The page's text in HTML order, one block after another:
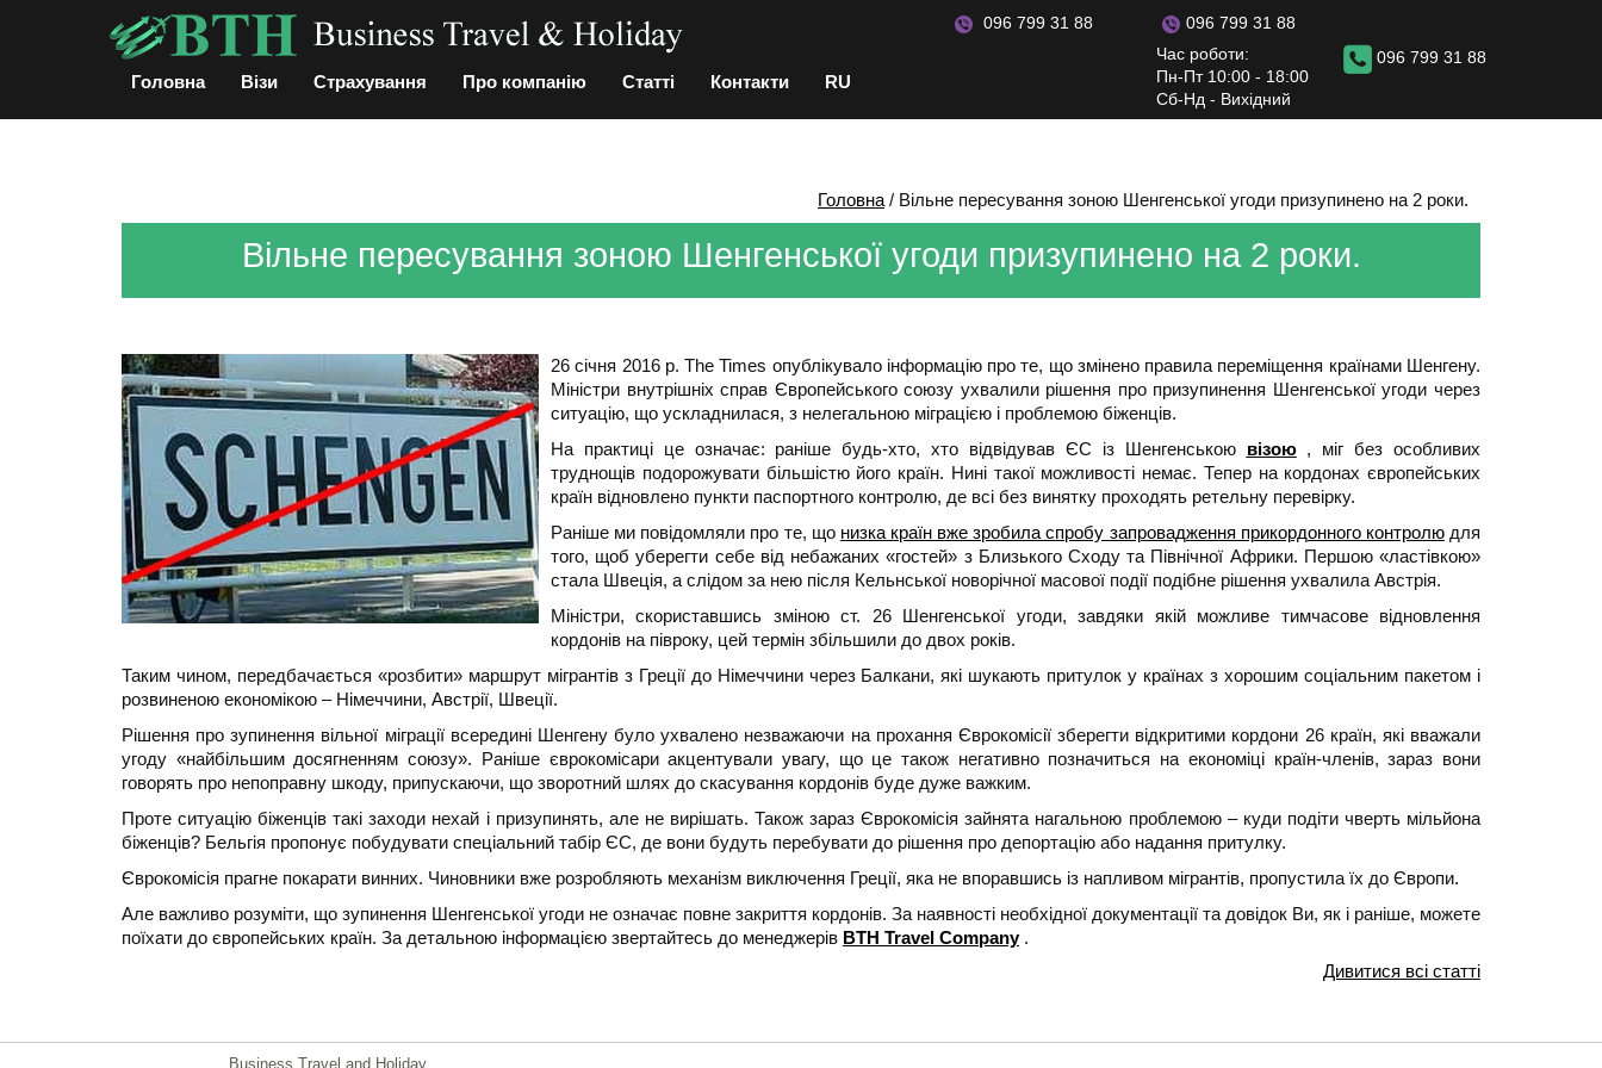
Головна Візи Страхування Про компанію Статті Контакти RU
096 799 31 88
096 799 31 88
Час роботи:
Пн-Пт 10:00 - 18:00
Сб-Нд - Вихідний
096 799 31 88
Головна / Вільне пересування зоною Шенгенської угоди призупинено на 2 роки.
Вільне пересування зоною Шенгенської угоди призупинено на 2 роки.
26 січня 2016 р. The Times опублікувало інформацію про те, що змінено правила переміщення країнами Шенгену.
Міністри внутрішніх справ Європейського союзу ухвалили рішення про призупинення Шенгенської угоди через
ситуацію, що ускладнилася, з нелегальною міграцією і проблемою біженців.
На практиці це означає: раніше будь-хто, хто відвідував ЄС із Шенгенською візою, міг без особливих
труднощів подорожувати більшістю його країн. Нині такої можливості немає. Тепер на кордонах європейських
країн відновлено пункти паспортного контролю, де всі без винятку проходять ретельну перевірку.
Раніше ми повідомляли про те, що низка країн вже зробила спробу запровадження прикордонного контролюдля
того, щоб уберегти себе від небажаних «гостей» з Близького Сходу та Північної Африки. Першою «ластівкою»
стала Швеція, а слідом за нею після Кельнської новорічної масової події подібне рішення ухвалила Австрія.
Міністри, скориставшись зміною ст. 26 Шенгенської угоди, завдяки якій можливе тимчасове відновлення
кордонів на півроку, цей термін збільшили до двох років.
Таким чином, передбачається «розбити» маршрут мігрантів з Греції до Німеччини через Балкани, які шукають притулок у країнах з хорошим соціальним пакетом і
розвиненою економікою – Німеччини, Австрії, Швеції.
Рішення про зупинення вільної міграції всередині Шенгену було ухвалено незважаючи на прохання Єврокомісії зберегти відкритими кордони 26 країн, які вважали
угоду «найбільшим досягненням союзу». Раніше єврокомісари акцентували увагу, що це також негативно позначиться на економіці країн-членів, зараз вони
говорять про непоправну шкоду, припускаючи, що зворотний шлях до скасування кордонів буде дуже важким.
Проте ситуацію біженців такі заходи нехай і призупинять, але не вирішать. Також зараз Єврокомісія зайнята нагальною проблемою – куди подіти чверть мільйона
біженців? Бельгія пропонує побудувати спеціальний табір ЄС, де вони будуть перебувати до рішення про депортацію або надання притулку.
Єврокомісія прагне покарати винних. Чиновники вже розробляють механізм виключення Греції, яка не впоравшись із напливом мігрантів, пропустила їх до Європи.
Але важливо розуміти, що зупинення Шенгенської угоди не означає повне закриття кордонів. За наявності необхідної документації та довідок Ви, як і раніше, можете
поїхати до європейських країн. За детальною інформацією звертайтесь до менеджерів BTH Travel Company.
Дивитися всі статті
Business Travel and Holiday